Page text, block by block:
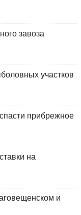
завоза
участков
прибрежное
на
и